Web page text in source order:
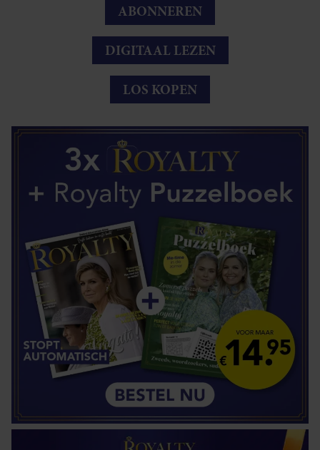
ABONNEREN
DIGITAAL LEZEN
LOS KOPEN